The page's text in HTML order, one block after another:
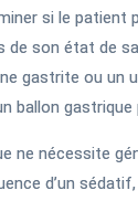
si le patient
de son état de
gastrite ou un
ballon
ne nécessite
d’un